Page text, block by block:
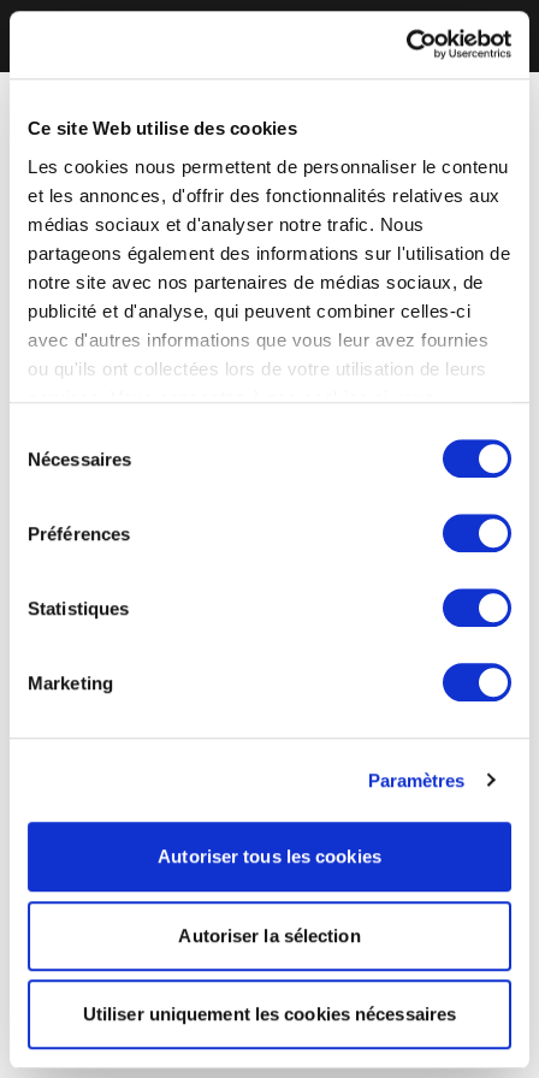
Ce site Web utilise des cookies
Les cookies nous permettent de personnaliser le contenu
et les annonces, d'offrir des fonctionnalités relatives aux
médias sociaux et d'analyser notre trafic. Nous
partageons également des informations sur l'utilisation de
notre site avec nos partenaires de médias sociaux, de
publicité et d'analyse, qui peuvent combiner celles-ci
avec d'autres informations que vous leur avez fournies
ou qu'ils ont collectées lors de votre utilisation de leurs
Nécessaires
Préférences
Statistiques
Marketing
Paramètres
Autoriser tous les cookies
Autoriser la sélection
Utiliser uniquement les cookies nécessaires